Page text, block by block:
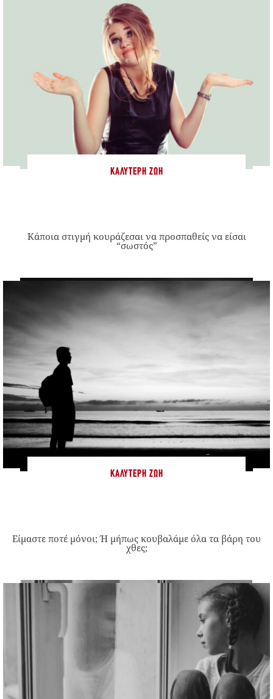
ΚΑΛΎΤΕΡΗ ΖΩΉ
Κάποια στιγμή κουράζεσαι να προσπαθείς να είσαι
“σωστός”
ΚΑΛΎΤΕΡΗ ΖΩΉ
Είμαστε ποτέ μόνοι; Ή μήπως κουβαλάμε όλα τα βάρη του
χθες;